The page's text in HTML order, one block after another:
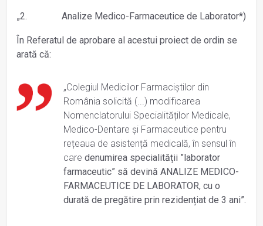
„2. Analize Medico-Farmaceutice de Laborator*)
În Referatul de aprobare al acestui proiect de ordin se
arată că:
„Colegiul Medicilor Farmaciștilor din
România solicită (...) modificarea
Nomenclatorului Specialităților Medicale,
Medico-Dentare și Farmaceutice pentru
rețeaua de asistență medicală, în sensul în
care denumirea specialității ”laborator
farmaceutic” să devină ANALIZE MEDICO-
FARMACEUTICE DE LABORATOR, cu o
durată de pregătire prin rezidențiat de 3 ani”.